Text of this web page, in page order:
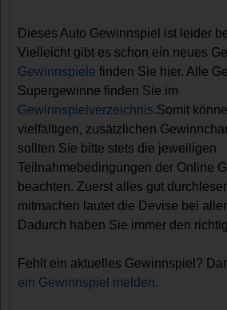
Dieses Auto Gewinnspiel ist leider
Vielleicht gibt es schon ein neues
Gewinnspiele finden Sie hier. Alle
Supergewinne finden Sie im
Gewinnspielverzeichnis.Somit
vielfältigen, zusätzlichen
sollten Sie bitte stets die jeweiligen
Teilnahmebedingungen der Online
beachten. Zuerst alles gut
mitmachen lautet die Devise bei
Dadurch haben Sie immer den
Fehlt ein aktuelles Gewinnspiel?
ein Gewinnspiel melden.